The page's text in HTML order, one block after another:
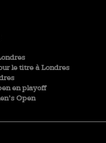
le titre à Londres
en playoff
Open